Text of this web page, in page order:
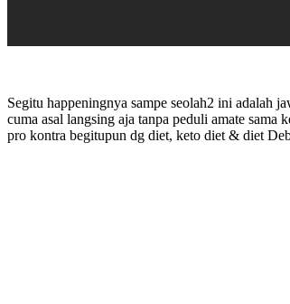
Segitu happeningnya sampe seolah2 ini adalah
cuma asal langsing aja tanpa peduli amate
pro kontra begitupun dg diet, keto diet & diet